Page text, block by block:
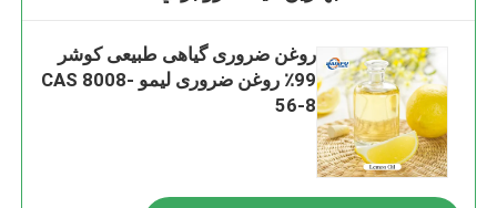
روغن ضروری گیاهی طبیعی کوشر
99٪ روغن ضروری لیمو CAS 8008-
56-8